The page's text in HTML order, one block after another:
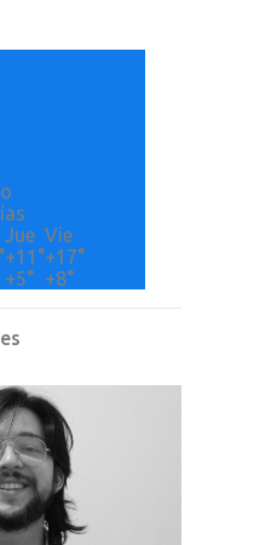
Jue Vie
+11°+17°
+5° +8°